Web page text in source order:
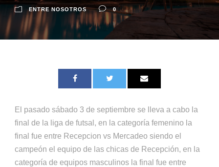
ENTRE NOSOTROS 0
El pasado sábado 3 de septiembre se lleva a cabo la
final de la liga de futsal, en la categoría femenino la
final fue entre Recepcion vs Mercadeo siendo el
campeón el equipo de las chicas de Recepción, en la
categoría de equipos masculinos la final fue entre